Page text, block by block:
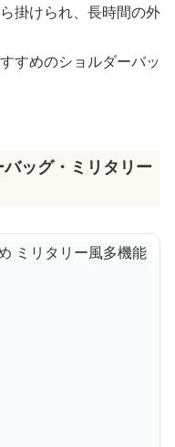
掛けられ、長時間の外
すめのショルダーバッ
ッグ・ミリタリー